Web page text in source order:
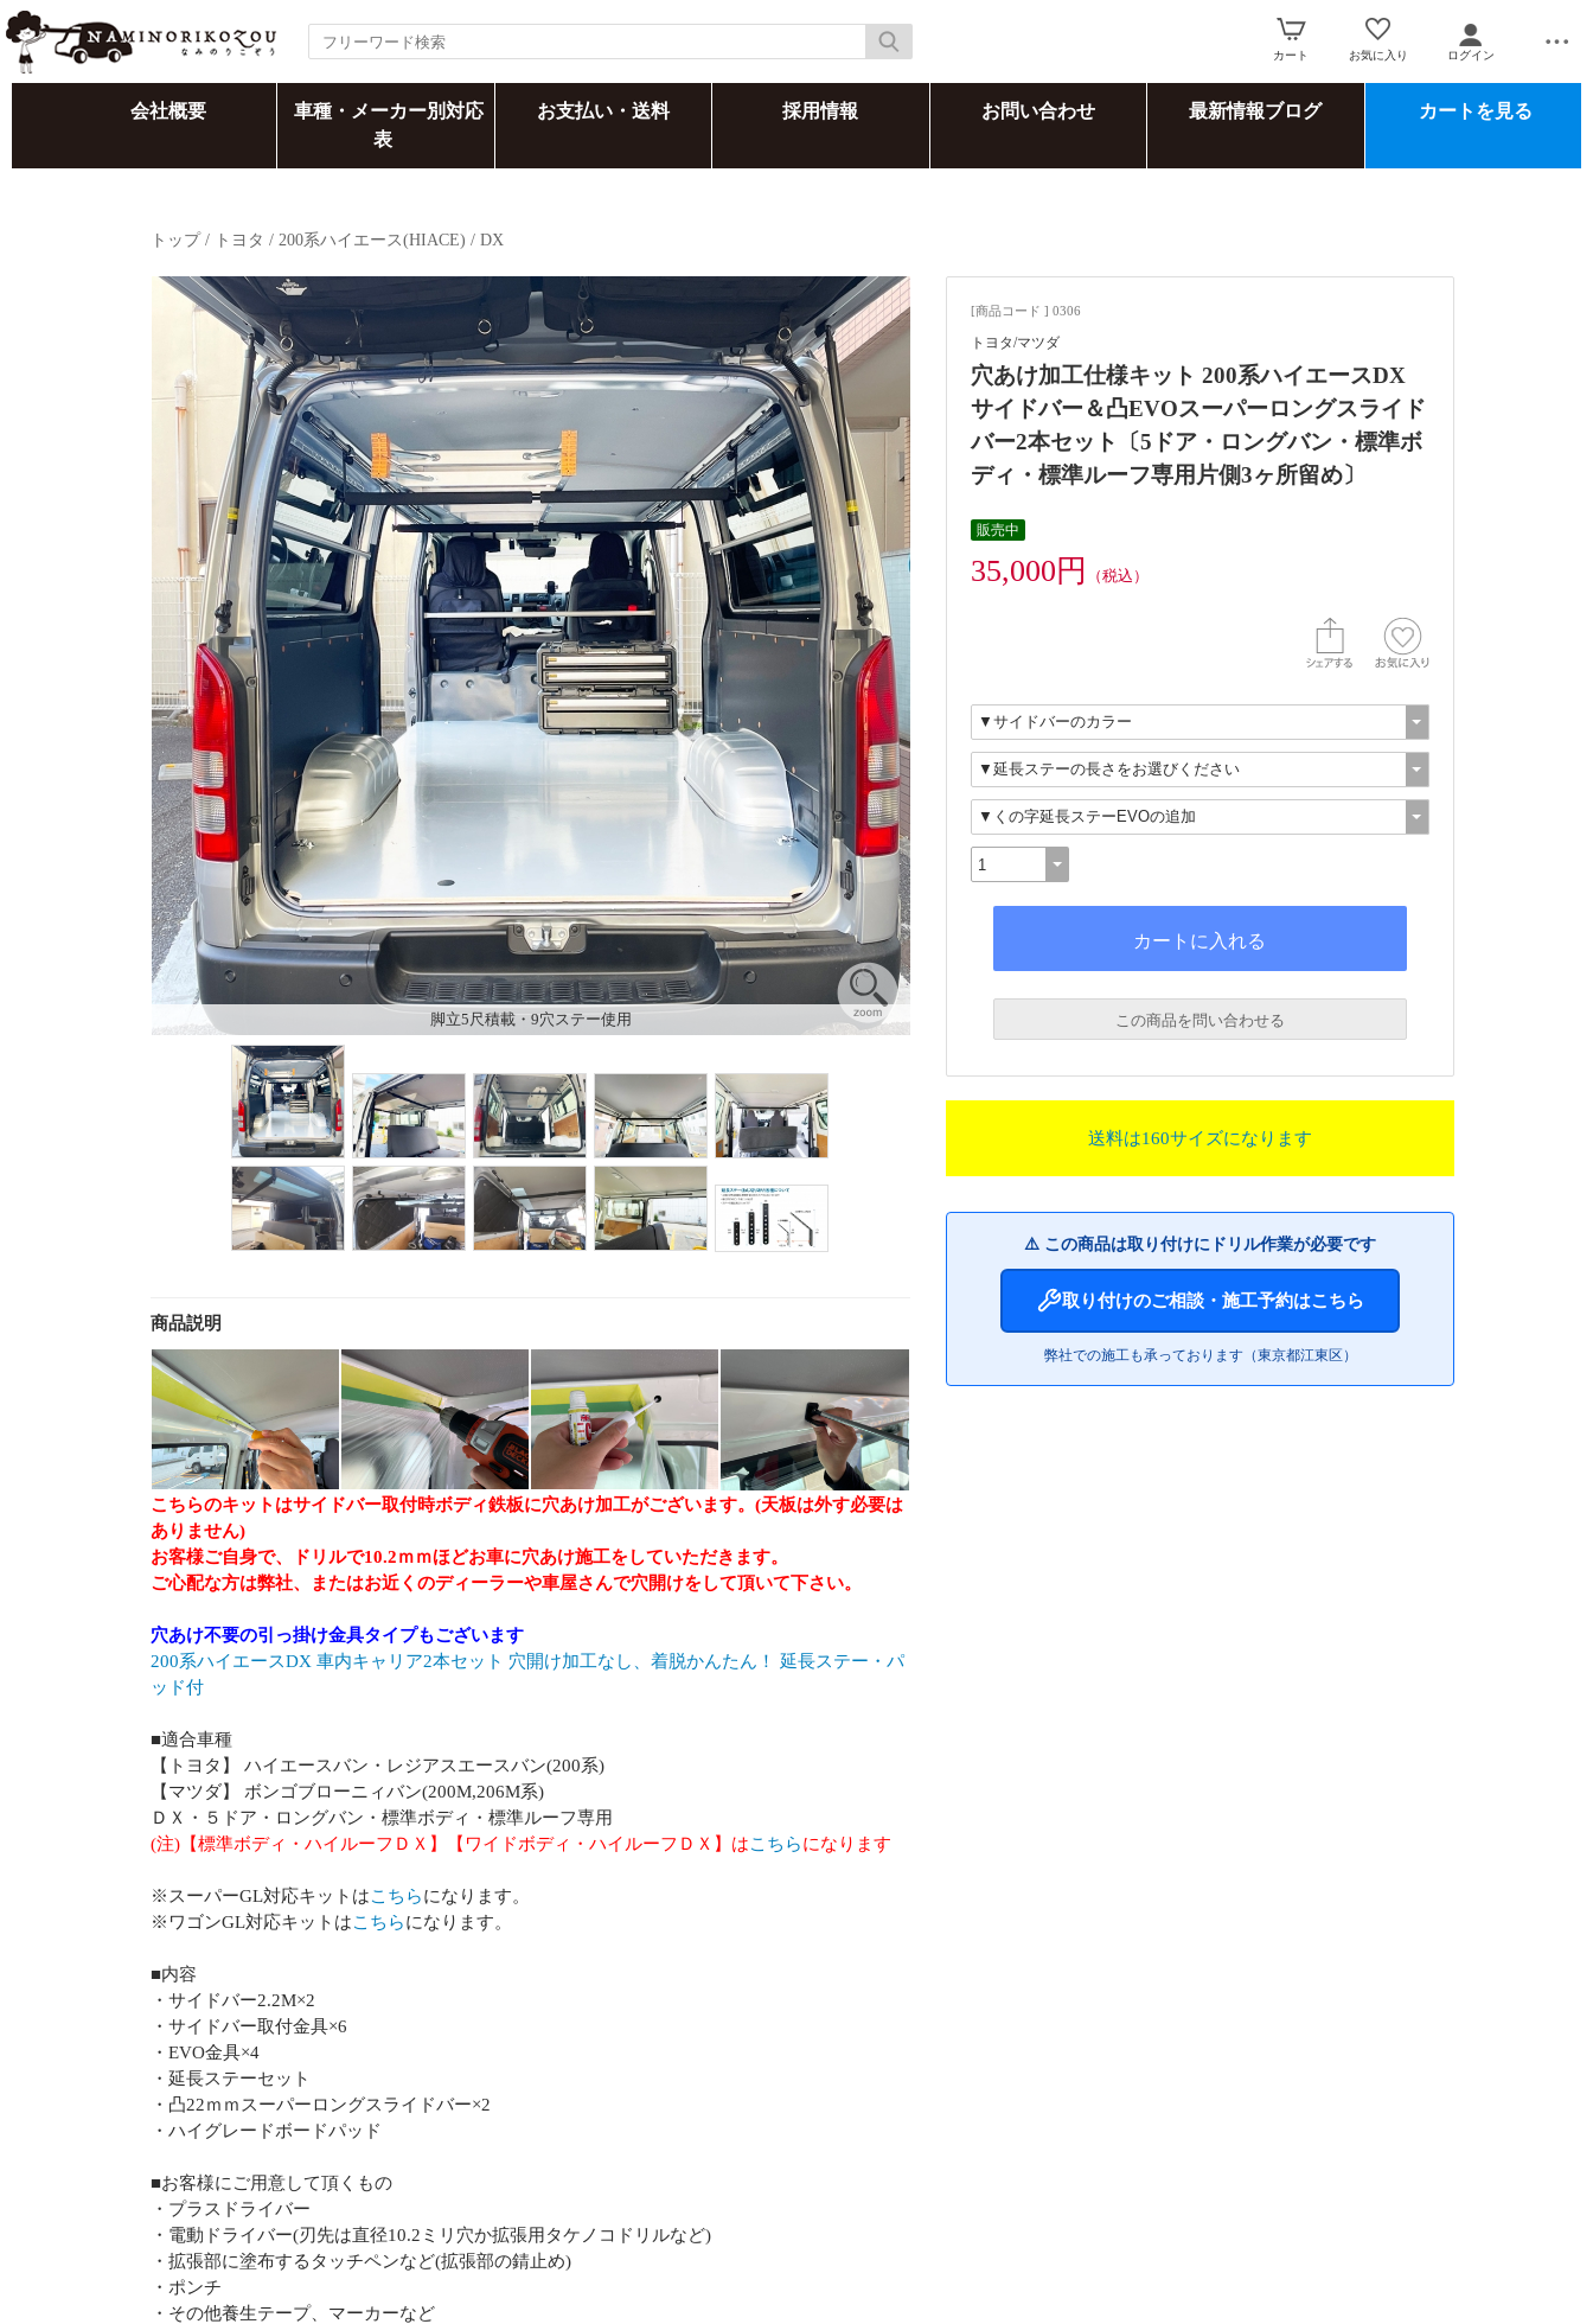
カート お気に入り ログイン
会社概要
車種・メーカー別対応
表
お支払い・送料 採用情報 お問い合わせ 最新情報ブログ カートを見る
トップ/ トヨタ / 200系ハイエース(HIACE) / DX
脚立5尺積載・9穴ステー使用
商品説明
こちらのキットはサイドバー取付時ボディ鉄板に穴あけ加工がございます。(天板は外す必要は
ありません)
お客様ご自身で、ドリルで10.2ｍｍほどお車に穴あけ施工をしていただきます。
ご心配な方は弊社、またはお近くのディーラーや車屋さんで穴開けをして頂いて下さい。
穴あけ不要の引っ掛け金具タイプもございます
200系ハイエースDX 車内キャリア2本セット 穴開け加工なし、着脱かんたん！ 延長ステー・パ
ッド付
■適合車種
【トヨタ】 ハイエースバン・レジアスエースバン(200系)
【マツダ】 ボンゴブローニィバン(200M,206M系)
ＤＸ・５ドア・ロングバン・標準ボディ・標準ルーフ専用
(注)【標準ボディ・ハイルーフＤＸ】【ワイドボディ・ハイルーフＤＸ】はこちらになります
※スーパーGL対応キットはこちらになります。
※ワゴンGL対応キットはこちらになります。
■内容
・サイドバー2.2M×2
・サイドバー取付金具×6
・EVO金具×4
・延長ステーセット
・凸22ｍｍスーパーロングスライドバー×2
・ハイグレードボードパッド
■お客様にご用意して頂くもの
・プラスドライバー
・電動ドライバー(刃先は直径10.2ミリ穴か拡張用タケノコドリルなど)
・拡張部に塗布するタッチペンなど(拡張部の錆止め)
・ポンチ
・その他養生テープ、マーカーなど
[商品コード ] 0306
トヨタ/マツダ
穴あけ加工仕様キット 200系ハイエースDX
サイドバー＆凸EVOスーパーロングスライド
バー2本セット〔5ドア・ロングバン・標準ボ
ディ・標準ルーフ専用片側3ヶ所留め〕
販売中
35,000円 （税込）
この商品を問い合わせる
送料は160サイズになります
⚠️ この商品は取り付けにドリル作業が必要です
取り付けのご相談・施工予約はこちら
弊社での施工も承っております（東京都江東区）